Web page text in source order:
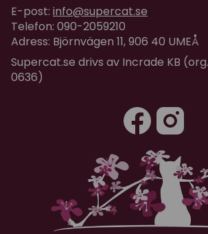
E-post: info@supercat.se
Telefon: 090-2059210
Adress: Björnvägen 11, 906 40 UMEÅ
Supercat.se drivs av Incrade KB
0636)